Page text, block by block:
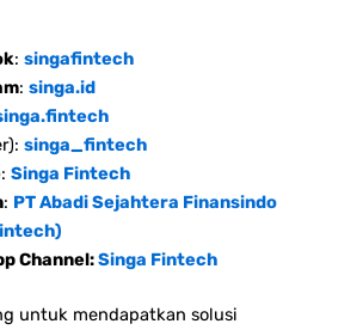
: singafintech
: singa.id
singa_fintech
: Singa Fintech
: PT Abadi Sejahtera Finansindo
Channel:Singa Fintech
untuk mendapatkan solusi